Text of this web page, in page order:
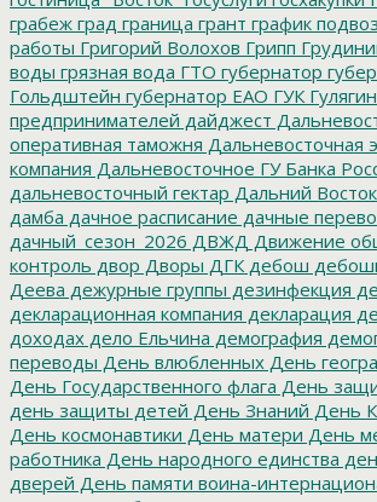
грабеж град граница грант график
работы Григорий Волохов Грипп
воды грязная вода ГТО губернатор
Гольдштейн губернатор ЕАО ГУК Гулягин
предпринимателей дайджест
оперативная таможня Дальневосточная
компания Дальневосточное ГУ Банка
дальневосточный гектар Дальний Восток
дамба дачное расписание дачные
дачный_сезон_2026 ДВЖД Движение
контроль двор Дворы ДГК дебош
Деева дежурные группы дезинфекция
декларационная компания декларация
доходах дело Ельчина демография
переводы День влюбленных День
День Государственного флага День
день защиты детей День Знаний День
День космонавтики День матери День
работника День народного единства
дверей День памяти воина-